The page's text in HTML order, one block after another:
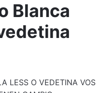
Blanca
LESS O VEDETINA VOS